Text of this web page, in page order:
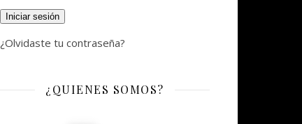
Iniciar sesión
¿Olvidaste tu contraseña?
¿QUIENES SOMOS?